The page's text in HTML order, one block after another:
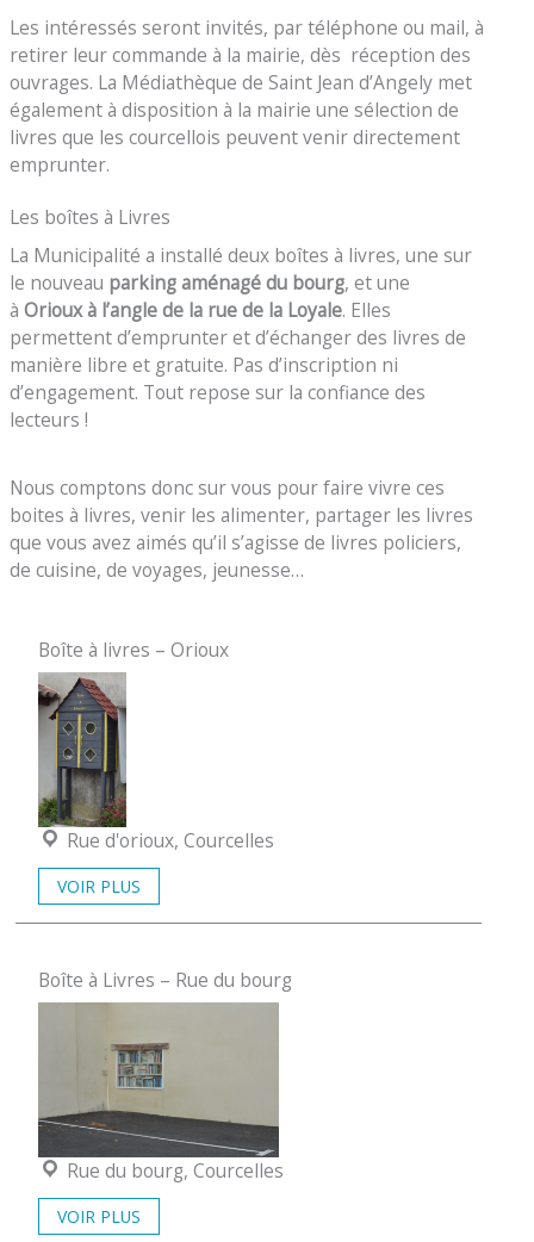
Les intéressés seront invités, par téléphone ou mail, à
retirer leur commande à la mairie, dès réception des
ouvrages. La Médiathèque de Saint Jean d’Angely met
également à disposition à la mairie une sélection de
livres que les courcellois peuvent venir directement
emprunter.
Les boîtes à Livres
La Municipalité a installé deux boîtes à livres, une sur
le nouveau parking aménagé du bourg, et une
àOrioux à l’angle de la rue de la Loyale. Elles
permettent d’emprunter et d’échanger des livres de
manière libre et gratuite. Pas d’inscription ni
d’engagement. Tout repose sur la confiance des
lecteurs !
Nous comptons donc sur vous pour faire vivre ces
boites à livres, venir les alimenter, partager les livres
que vous avez aimés qu’il s’agisse de livres policiers,
de cuisine, de voyages, jeunesse…
Boîte à livres – Orioux
Localisation :
Rue d'orioux, Courcelles
VOIR PLUS
Boîte à Livres – Rue du bourg
Localisation :
Rue du bourg, Courcelles
VOIR PLUS